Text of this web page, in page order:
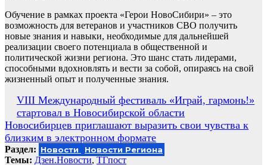
Обучение в рамках проекта «Герои НовоСибири» – это
возможность для ветеранов и участников СВО получить
новые знания и навыки, необходимые для дальнейшей
реализации своего потенциала в общественной и
политической жизни региона. Это шанс стать лидерами,
способными вдохновлять и вести за собой, опираясь на свой
жизненный опыт и полученные знания.
Навигация
по
записям
VIII Международный фестиваль «Играй, гармонь!»
стартовал в Новосибирской области
Новосибирцев приглашают выразить свои чувства к
близким в электронном формате
Раздел: Новости Новости Региона
Темы: Дзен.Новости, ТГпост